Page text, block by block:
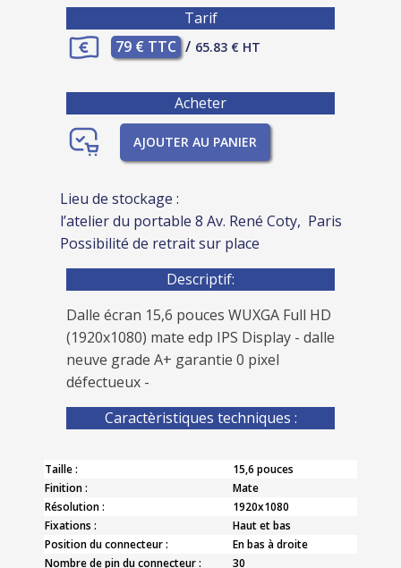
Tarif
79 € TTC / 65.83 € HT
Acheter
AJOUTER AU PANIER
Lieu de stockage :
l’atelier du portable 8 Av. René Coty, Paris
Possibilité de retrait sur place
Descriptif:
Dalle écran 15,6 pouces WUXGA Full HD
(1920x1080) mate edp IPS Display - dalle
neuve grade A+ garantie 0 pixel
défectueux -
Caractèristiques techniques :
Taille :
15,6 pouces
Finition :
Mate
Résolution :
1920x1080
Fixations :
Haut et bas
Position du connecteur :
En bas à droite
Nombre de pin du connecteur :
30